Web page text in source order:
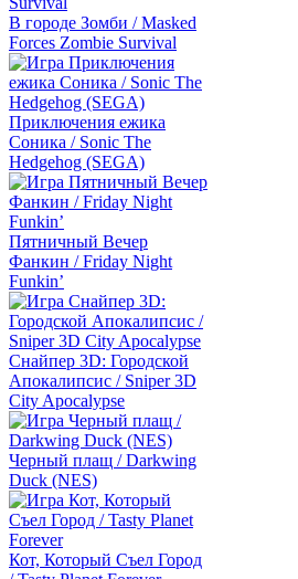
В городе Зомби / Masked
Forces Zombie Survival
Приключения ежика
Соника / Sonic The
Hedgehog (SEGA)
Пятничный Вечер
Фанкин / Friday Night
Funkin’
Снайпер 3D: Городской
Апокалипсис / Sniper 3D
City Apocalypse
Черный плащ / Darkwing
Duck (NES)
Кот, Который Съел Город